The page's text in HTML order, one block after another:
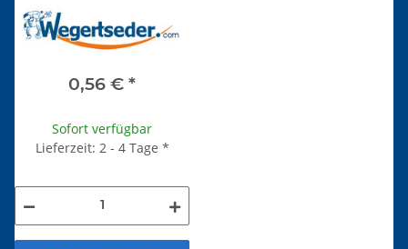
0,56 € *
Sofort verfügbar
Lieferzeit: 2 - 4 Tage *